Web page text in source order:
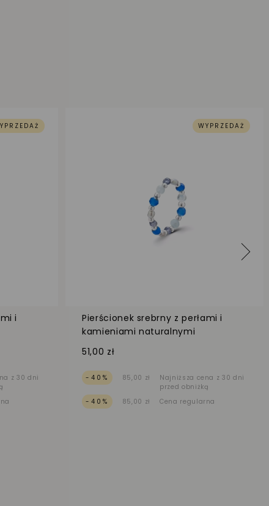
i
z 30 dni
WYPRZEDAŻ
Pierścionek srebrny z perłami i
kamieniami naturalnymi
51,00 zł
-40% 85,00 zł
Najniższa cena z 30 dni
przed obniżką
-40%
85,00 zł Cena regularna